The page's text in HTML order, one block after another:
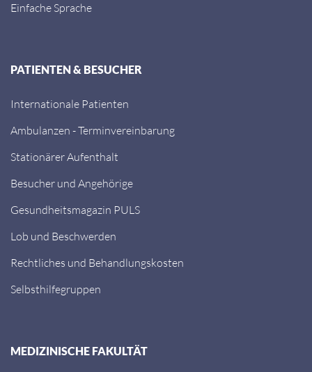
Einfache Sprache
PATIENTEN & BESUCHER
Internationale Patienten
Ambulanzen - Terminvereinbarung
Stationärer Aufenthalt
Besucher und Angehörige
Gesundheitsmagazin PULS
Lob und Beschwerden
Rechtliches und Behandlungskosten
Selbsthilfegruppen
MEDIZINISCHE FAKULTÄT